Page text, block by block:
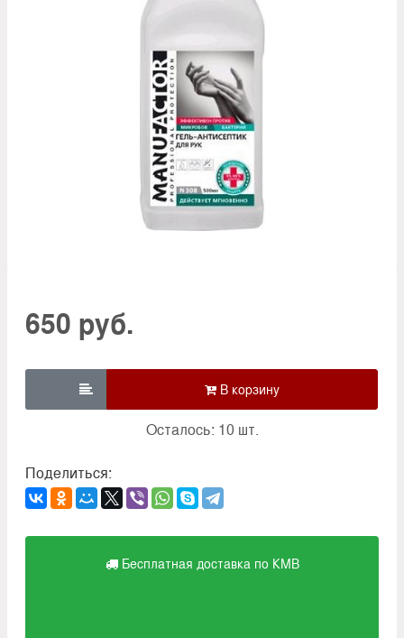
650 руб.

Осталось: 10 шт.
Поделиться:
Бесплатная доставка по КМВ